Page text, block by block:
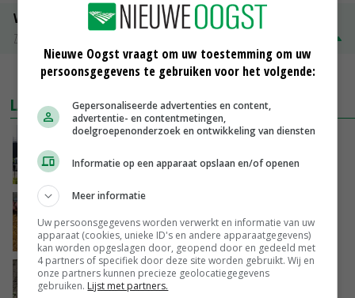
Volle melkpoeder
Zuivel NL
MEER MARKTPRIJZEN
LAATSTE NIEUWS
Gemiddelde Europese melkprijs daalt licht in
VANDAAG, 17:04
varkensvleesketen
VANDAAG, 15:29
Emmeloord noteert eerste zaaiuien op
maximaal 20 euro
Nieuwe Oogst vraagt om uw toestemming om uw
persoonsgegevens te gebruiken voor het volgende:
Gepersonaliseerde advertenties en content,
advertentie- en contentmetingen,
doelgroepenonderzoek en ontwikkeling van diensten
Informatie op een apparaat opslaan en/of openen
Meer informatie
Uw persoonsgegevens worden verwerkt en informatie van uw
apparaat (cookies, unieke ID's en andere apparaatgegevens)
kan worden opgeslagen door, geopend door en gedeeld met
4 partners of specifiek door deze site worden gebruikt. Wij en
onze partners kunnen precieze geolocatiegegevens
gebruiken. Lijst met partners.